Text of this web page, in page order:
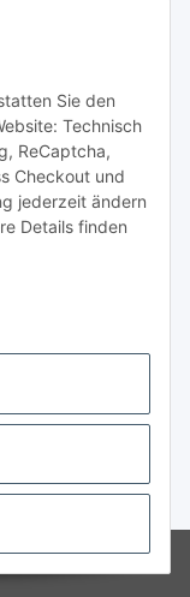
Sie den
Technisch
ReCaptcha,
Checkout und
jederzeit ändern
Details finden
örtlichen Laden